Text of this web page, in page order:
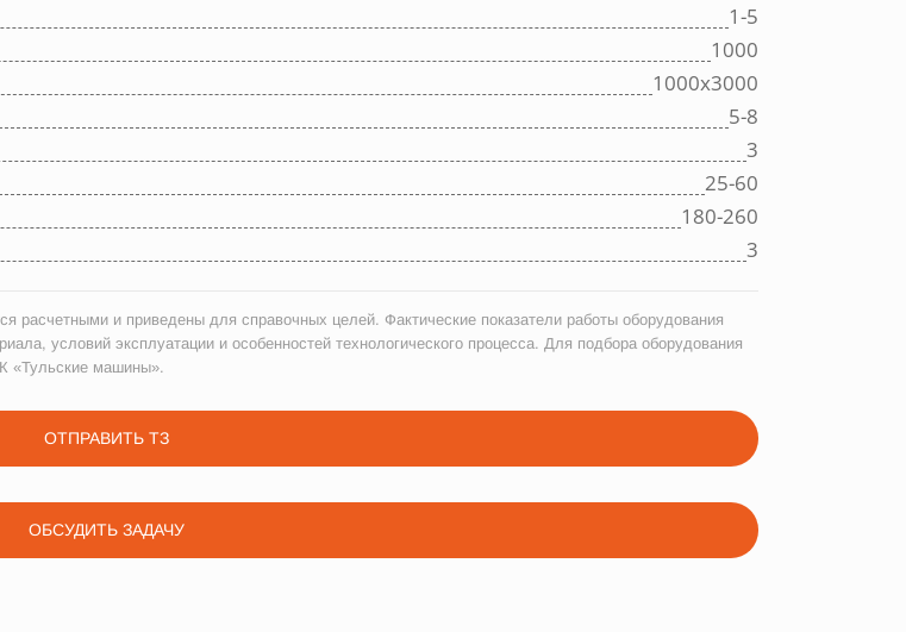
1-5
1000
1000х3000
5-8
3
25-60
180-260
3
расчетными и приведены для справочных целей. Фактические показатели работы оборудования
условий эксплуатации и особенностей технологического процесса. Для подбора оборудования
«Тульские машины».
ОТПРАВИТЬ ТЗ
ОБСУДИТЬ ЗАДАЧУ